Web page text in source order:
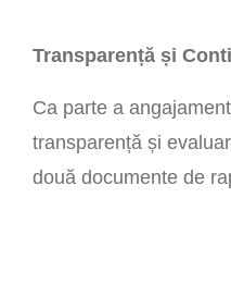
Transparență și
Ca parte a
transparență și
două documente de